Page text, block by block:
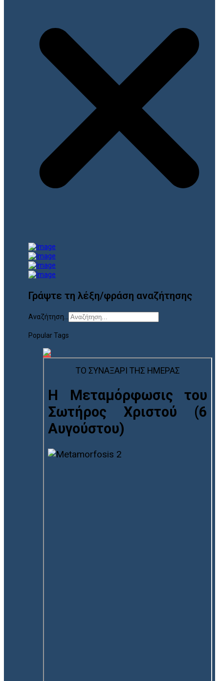
Γράψτε τη λέξη/φράση αναζήτησης
Αναζήτηση...
Popular Tags